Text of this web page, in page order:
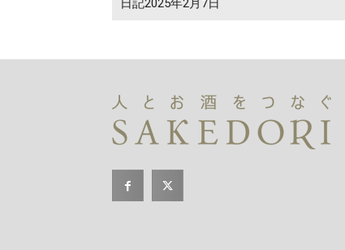
日記2025年2月7日